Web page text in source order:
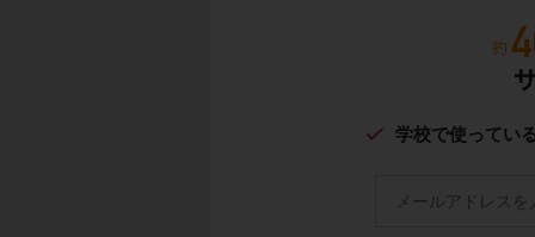
学校で使ってい